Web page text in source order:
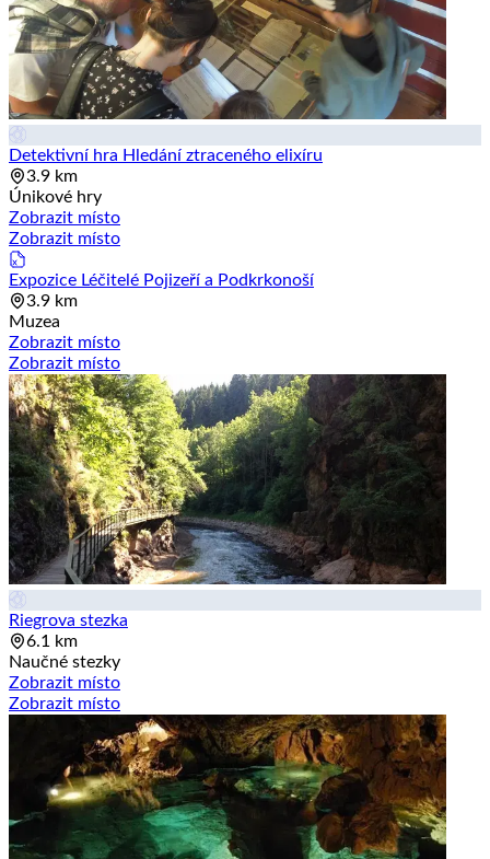
Detektivní hra Hledání ztraceného elixíru
3.9 km
Únikové hry
Zobrazit místo
Zobrazit místo
Expozice Léčitelé Pojizeří a Podkrkonoší
3.9 km
Muzea
Zobrazit místo
Zobrazit místo
Riegrova stezka
6.1 km
Naučné stezky
Zobrazit místo
Zobrazit místo